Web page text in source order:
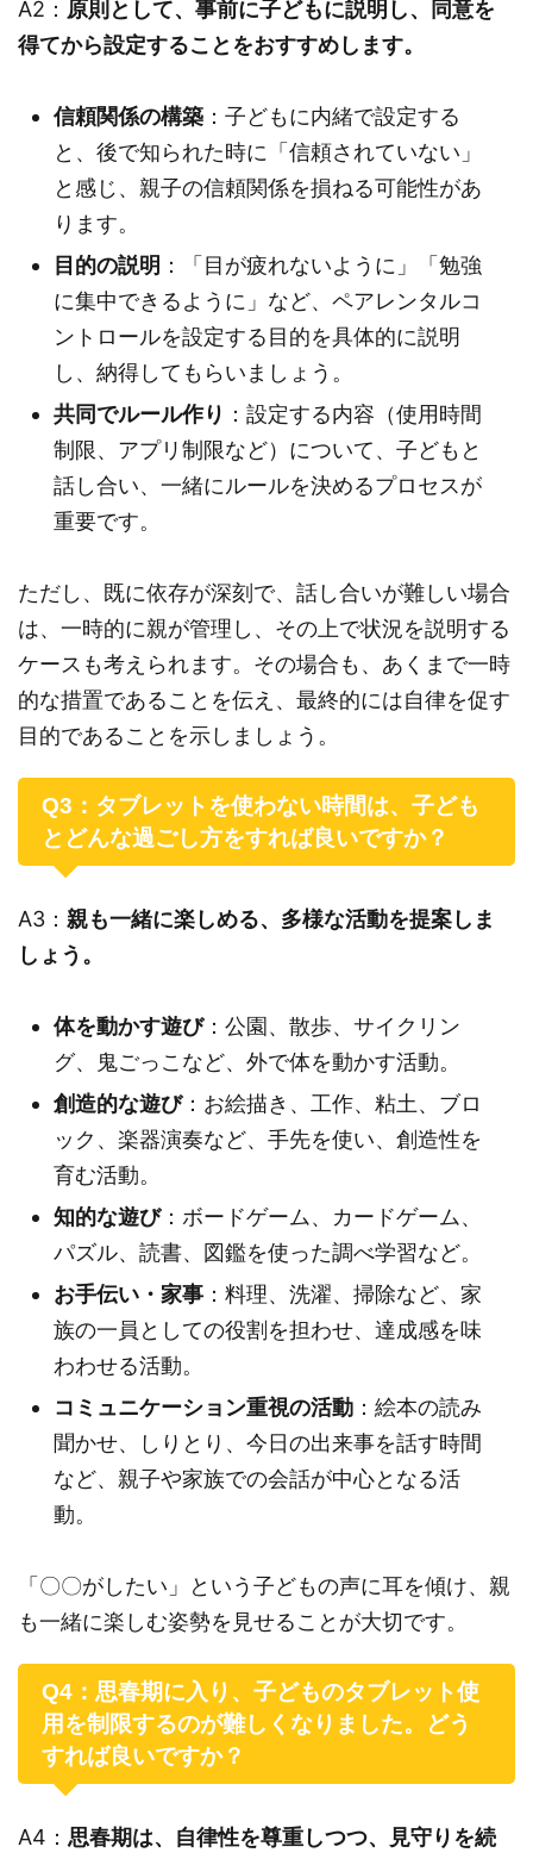
A2： 原則として、事前に子どもに説明し、同意を
得てから設定することをおすすめします。
信頼関係の構築 ：子どもに内緒で設定する
と、後で知られた時に「信頼されていない」
と感じ、親子の信頼関係を損ねる可能性があ
ります。
目的の説明 ：「目が疲れないように」「勉強
に集中できるように」など、ペアレンタルコ
ントロールを設定する目的を具体的に説明
し、納得してもらいましょう。
共同でルール作り ：設定する内容（使用時間
制限、アプリ制限など）について、子どもと
話し合い、一緒にルールを決めるプロセスが
重要です。
ただし、既に依存が深刻で、話し合いが難しい場合
は、一時的に親が管理し、その上で状況を説明する
ケースも考えられます。その場合も、あくまで一時
的な措置であることを伝え、最終的には自律を促す
目的であることを示しましょう。
Q3：タブレットを使わない時間は、子ども
とどんな過ごし方をすれば良いですか？
A3： 親も一緒に楽しめる、多様な活動を提案しま
しょう。
体を動かす遊び：公園、散歩、サイクリン
グ、鬼ごっこなど、外で体を動かす活動。
創造的な遊び：お絵描き、工作、粘土、ブロ
ック、楽器演奏など、手先を使い、創造性を
育む活動。
知的な遊び：ボードゲーム、カードゲーム、
パズル、読書、図鑑を使った調べ学習など。
お手伝い・家事 ：料理、洗濯、掃除など、家
族の一員としての役割を担わせ、達成感を味
わわせる活動。
コミュニケーション重視の活動 ：絵本の読み
聞かせ、しりとり、今日の出来事を話す時間
など、親子や家族での会話が中心となる活
動。
「〇〇がしたい」という子どもの声に耳を傾け、親
も一緒に楽しむ姿勢を見せることが大切です。
Q4：思春期に入り、子どものタブレット使
用を制限するのが難しくなりました。どう
すれば良いですか？
A4： 思春期は、自律性を尊重しつつ、見守りを続